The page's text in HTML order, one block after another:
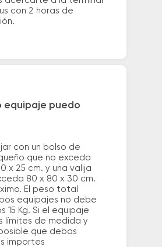
con 2 horas de
equipaje puedo
con un bolso de
que no exceda
x 25 cm. y una valija
80 x 80 x 30 cm.
El peso total
equipajes no debe
15 Kg. Si el equipaje
límites de medida y
que debas
importes